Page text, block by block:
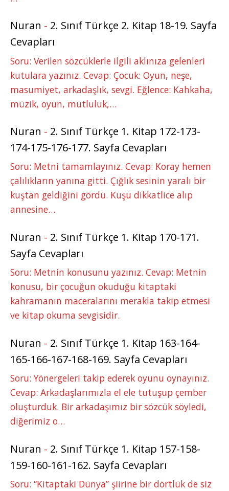
Nuran - 2. Sınıf Türkçe 2. Kitap 18-19. Sayfa
Cevapları
Soru: Verilen sözcüklerle ilgili aklınıza gelenleri
kutulara yazınız. Cevap: Çocuk: Oyun, neşe,
masumiyet, arkadaşlık, sevgi. Eğlence: Kahkaha,
müzik, oyun, mutluluk,…
Nuran - 2. Sınıf Türkçe 1. Kitap 172-173-
174-175-176-177. Sayfa Cevapları
Soru: Metni tamamlayınız. Cevap: Koray hemen
çalılıkların yanına gitti. Çığlık sesinin yaralı bir
kuştan geldiğini gördü. Kuşu dikkatlice alıp
annesine…
Nuran - 2. Sınıf Türkçe 1. Kitap 170-171.
Sayfa Cevapları
Soru: Metnin konusunu yazınız. Cevap: Metnin
konusu, bir çocuğun okuduğu kitaptaki
kahramanın maceralarını merakla takip etmesi
ve kitap okuma sevgisidir.
Nuran - 2. Sınıf Türkçe 1. Kitap 163-164-
165-166-167-168-169. Sayfa Cevapları
Soru: Yönergeleri takip ederek oyunu oynayınız.
Cevap: Arkadaşlarımızla el ele tutuşup çember
oluşturduk. Bir arkadaşımız bir sözcük söyledi,
diğerimiz o…
Nuran - 2. Sınıf Türkçe 1. Kitap 157-158-
159-160-161-162. Sayfa Cevapları
Soru: “Kitaptaki Dünya” şiirine bir dörtlük de siz